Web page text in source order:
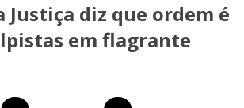
diz que ordem é
em flagrante